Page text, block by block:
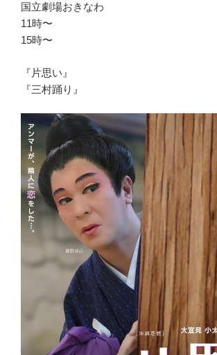
国立劇場おきなわ
11時〜
15時〜
『片思い』
『三村踊り』